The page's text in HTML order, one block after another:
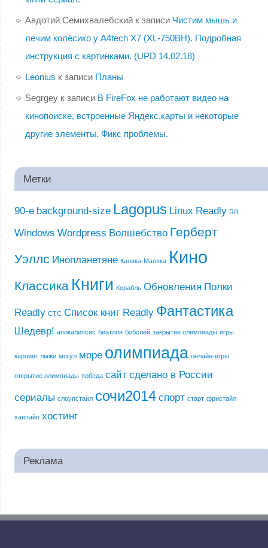
Авдотий Семихвалебскийк записи Чистим мышь и
лечим колёсико у A4tech X7 (XL-750BH). Подробная
инструкция с картинками. (UPD 14.02.18)
Leonius к записи Планы
Segrgeyк записи В FireFox не работают видео на
кинопоиске, встроенные Яндекс.карты и некоторые
другие элементы. Фикс проблемы.
Метки
90-е background-size Lagopus Linux Readly Rift
Windows Wordpress Волшебство Герберт
Уэллс Инопланетяне Каляка-Маляка Кино
Классика Книги Корабль Обновления Полки
Readly СТС Список книг Readly Фантастика
Шедевр! апокалипсис биатлон бобслей закрытие олимпиады игры
кёрлинг лыжи могул море олимпиада онлайн-игры
открытие олимпиады победа сайт сделано в России
сериалы слоупстаил сочи2014 спорт старт фристайл
хавпайп хостинг
Реклама